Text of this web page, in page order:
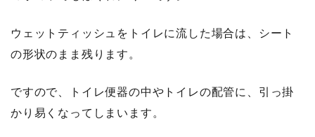
ウェットティッシュをトイレに流した場合は、シート
の形状のまま残ります。
ですので、トイレ便器の中やトイレの配管に、引っ掛
かり易くなってしまいます。